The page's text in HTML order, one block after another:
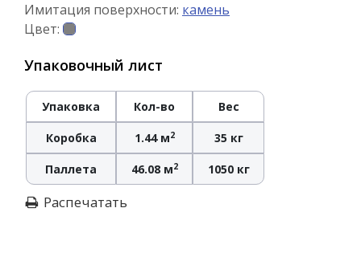
Имитация поверхности: камень
Цвет:
Упаковочный лист
Упаковка Кол-во Вес
Коробка 1.44 м2 35 кг
Паллета 46.08 м2 1050 кг
Распечатать